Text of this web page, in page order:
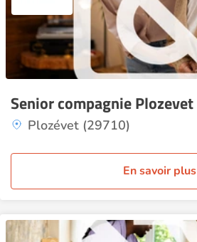
Senior compagnie Plozevet
Plozévet (29710)
En savoir plus